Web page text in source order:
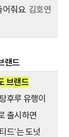
줘요. 김호연
랜드
브랜드
후루 유행이
출시하면
드’는 도넛